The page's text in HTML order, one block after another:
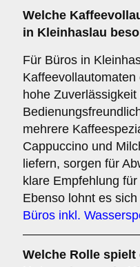
Welche
in Kleinhaslau
Für Büros in
hohe Zuverlässigkeit
mehrere
Cappuccino und
liefern, sorgen für
klare Empfehlung
Ebenso lohnt es
Büros inkl.
Welche Rolle spielt